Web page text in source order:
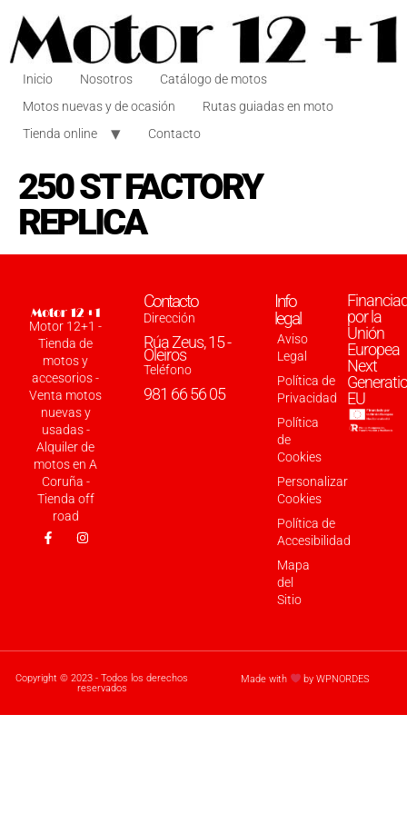
Inicio Nosotros
Catálogo de motos
Motos nuevas y de ocasión
Rutas guiadas en moto
Tienda online
Contacto
250 ST FACTORY
REPLICA
Motor 12+1 -
Tienda de
motos y
accesorios -
Venta motos
nuevas y
usadas -
Alquiler de
motos en A
Coruña -
Tienda off
road
Contacto
Dirección
Rúa Zeus, 15 -
Oleiros
Teléfono
981 66 56 05
Info
legal
Aviso
Legal
Política de
Privacidad
Política
de
Cookies
Personalizar
Cookies
Política de
Accesibilidad
Mapa
del
Sitio
por la
Unión
Europea
Next
EU
Copyright © 2023 - Todos los derechos
reservados
Made with by WPNORDES